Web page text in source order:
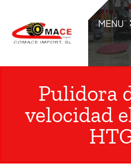
contenido
MENU
Pulidora
velocidad